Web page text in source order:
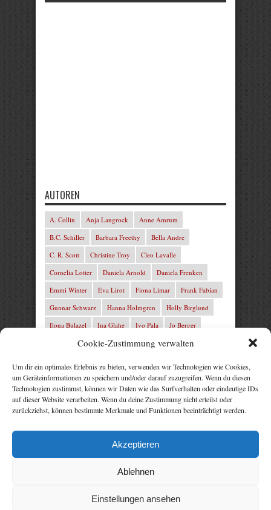
Cookie-Zustimmung verwalten
Um dir ein optimales Erlebnis zu bieten, verwenden wir Technologien wie Cookies,
um Geräteinformationen zu speichern und/oder darauf zuzugreifen. Wenn du diesen
Technologien zustimmst, können wir Daten wie das Surfverhalten oder eindeutige IDs
auf dieser Website verarbeiten. Wenn du deine Zustimmung nicht erteilst oder
zurückziehst, können bestimmte Merkmale und Funktionen beeinträchtigt werden.
Akzeptieren
Ablehnen
Einstellungen ansehen
AUTOREN
A. Collin Anja Langrock
Anne Amrum
B.C. Schiller
Barbara Freethy
Bella Andre
C. R. Scott
Christine Troy
Cleo Lavalle
Cornelia Lotter
Daniela Arnold
Daniela Frenken
Emmi Winter
Eva Lirot Fiona Limar
Frank Fabian
Gunnar Schwarz
Hanna Holmgren
Holly Birglund
Ilona Bulazel
Ina Glahe Ivo Pala
Jo Berger
Josefine Weiss
Josie Charles
Karin Lindberg
Lita Harris
Marcus Hünnebeck
Marit Bernson
Mark Franley
Martin Krist
Michelle Schrenk
Mila Summers
Mira Morton
Nika Lubitsch
Noah Fitz
Nora Amelie René Junge
Rezepte Profis
Thomas Herzberg Vital Experts